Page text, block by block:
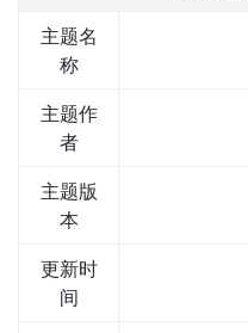
主题名
称
主题作
者
主题版
本
更新时
间